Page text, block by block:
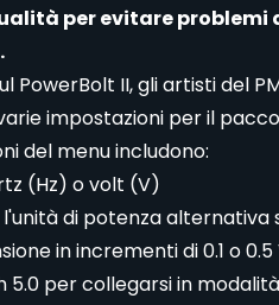
per evitare
II, gli artisti del
impostazioni per il
del menu includono:
(Hz) o volt (V)
di potenza alternativa
in incrementi di 0.1 o 0.5
per collegarsi in